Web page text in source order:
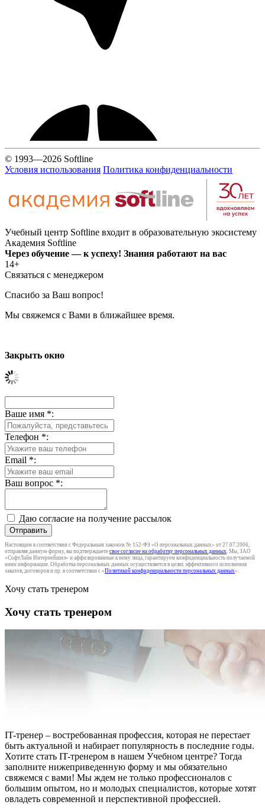
© 1993—2026 Softline
Условия использования Политика конфиденциальности
Учебный центр Softline входит в образовательную экосистему
Академия Softline
Через обучение — к успеху! Знания работают на вас
14+
Связаться с менеджером
Спасибо за Ваш вопрос!
Мы свяжемся с Вами в ближайшее время.
Закрыть окно
Ваше имя *:
Телефон *:
Email *:
Ваш вопрос *:
Даю согласие на получение рассылок
Отправить
Настоящим в соответствии с Федеральным законом № 152-ФЗ «О персональных данных» от 27.07.2006,
отправляя данную форму, вы подтверждаете свое согласие на обработку персональных данных . Мы, ЗАО
«СофтЛайн Интернейшнл» и аффилированные к нему лица, гарантируем конфиденциальность получаемой
нами информации. Обработка персональных данных осуществляется в целях эффективного исполнения
заказов, договоров и пр. в соответствии с «Политикой конфиденциальности персональных данных».
Хочу стать тренером
Хочу стать тренером
IT-тренер – востребованная профессия, которая не перестает
быть актуальной и набирает популярность в последние годы.
Хотите стать IT-тренером в нашем Учебном центре? Тогда
заполните нижеприведенную форму и мы обязательно
свяжемся с вами! Мы ждем не только профессионалов с
большим опытом, но и молодых специалистов, которые хотят
овладеть современной и перспективной профессией.